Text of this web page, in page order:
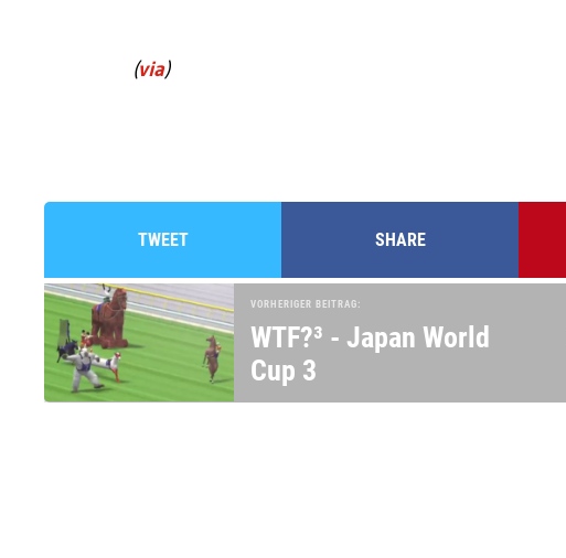
(via)
TWEET SHARE
VORHERIGER BEITRAG:
WTF?³ - Japan World
Cup 3